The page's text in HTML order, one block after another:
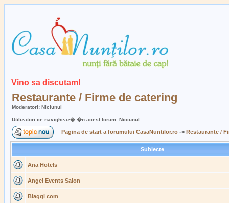
Vino sa discutam!
Restaurante / Firme de catering
Moderatori: Niciunul
Utilizatori ce navigheaz� �n acest forum: Niciunul
Pagina de start a forumului CasaNuntilor.ro -> Restaurante /
Subiecte
Ana Hotels
Angel Events Salon
Biaggi com